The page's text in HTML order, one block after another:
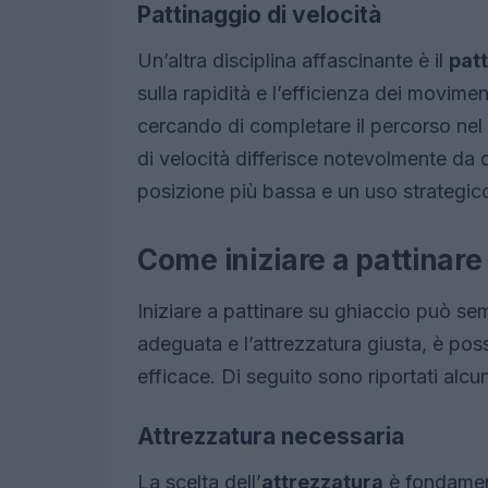
Pattinaggio di velocità
Un’altra disciplina affascinante è il
sulla rapidità e l’efficienza dei
cercando di completare il percorso
di velocità differisce notevolmente da
posizione più bassa e un uso
Come iniziare a
Iniziare a pattinare su ghiaccio può
adeguata e l’attrezzatura giusta, è
efficace. Di seguito sono riportati
Attrezzatura necessaria
La scelta dell’attrezzatura è